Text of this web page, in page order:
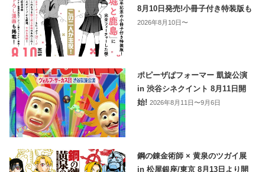
8月10日発売!小冊子付き特装版も
2026年8月10日〜
ポピーザぱフォーマー 凱旋公演
in 渋谷シネクイント 8月11日開
始!2026年8月11日〜9月6日
鋼の錬金術師 × 黄泉のツガイ展
in 松屋銀座/東京 8月13日より開